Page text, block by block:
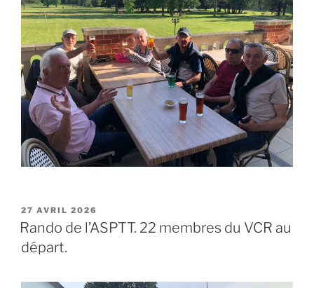
PUBLIÉ
LE
27 AVRIL 2026
Rando de l’ASPTT. 22 membres du VCR au
départ.